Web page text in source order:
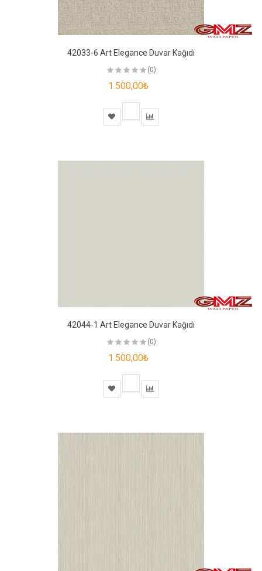
42033-6 Art Elegance Duvar Kağıdı
(0)
1.500,00₺
42044-1 Art Elegance Duvar Kağıdı
(0)
1.500,00₺